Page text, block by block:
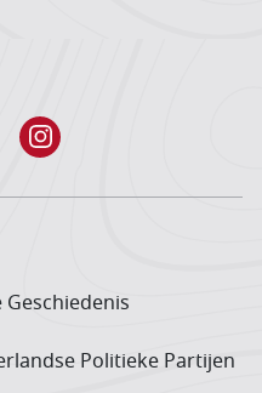
Politieke Partijen